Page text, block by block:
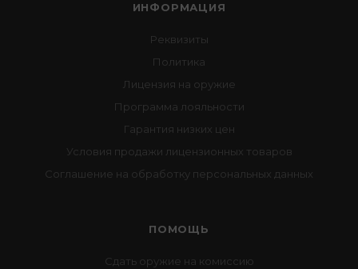
ИНФОРМАЦИЯ
Реквизиты
Политика
Лицензия на оружие
Программа лояльности
Гарантия низких цен
Условия продажи лицензионных товаров
Соглашение на обработку персональных данных
ПОМОЩЬ
Сдать оружие на комиссию